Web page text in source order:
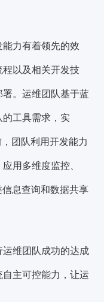
力有着领先的效
以及相关开发技
。运维团队基于蓝
的工具需求，实
团队利用开发能力
用多维度监控、
息查询和数据共享
维团队成功的达成
主可控能力，让运